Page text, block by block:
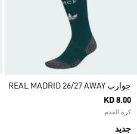
جوارب REAL MADRID 26/27 AWAY
KD 8.00
كرة القدم
جديد